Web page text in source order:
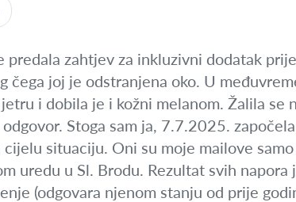
predala zahtjev za inkluzivni dodatak
čega joj je odstranjena oko. U
i dobila je i kožni melanom. Žalila
Stoga sam ja, 7.7.2025.
cijelu situaciju. Oni su moje mailove
uredu u Sl. Brodu. Rezultat svih
(odgovara njenom stanju od prije